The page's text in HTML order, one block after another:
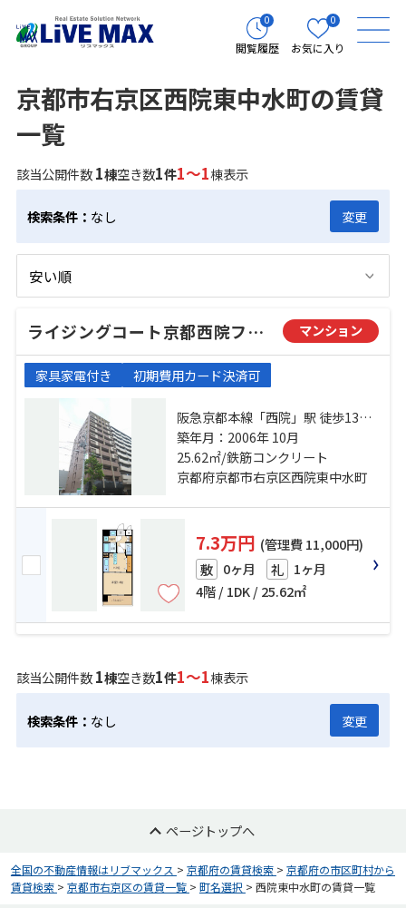
0
閲覧履歴
0
お気に入り
京都市右京区西院東中水町の賃貸
一覧
該当公開件数1棟空き数1件1～1棟表示
検索条件： なし 変更
ライジングコート京都西院フロンティア マンション
家具家電付き 初期費用カード決済可
阪急京都本線「西院」駅 徒歩13分
京福電気鉄道嵐山本線「西院」
駅 徒歩13分 山陰本線「丹波口」
駅 徒歩15分
築年月：2006年 10月
25.62㎡/鉄筋コンクリート
京都府京都市右京区西院東中水町
7.3万円 (管理費 11,000円)
敷 0ヶ月 礼 1ヶ月
4階 / 1DK / 25.62㎡
該当公開件数1棟空き数1件1～1棟表示
検索条件： なし 変更
ページトップへ
全国の不動産情報はリブマックス > 京都府の賃貸検索 > 京都府の市区町村から
賃貸検索 > 京都市右京区の賃貸一覧 > 町名選択 > 西院東中水町の賃貸一覧